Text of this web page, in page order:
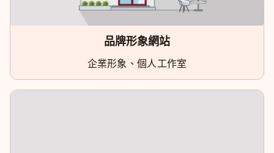
品牌形象網站
企業形象、個人工作室